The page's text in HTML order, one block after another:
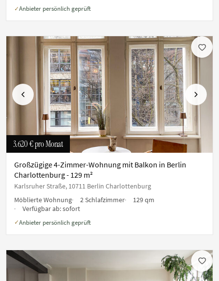
✓Anbieter persönlich geprüft
Vorherige Nächste
3.620 €pro Monat
Großzügige 4-Zimmer-Wohnung mit Balkon in Berlin
Charlottenburg - 129 m²
Karlsruher Straße, 10711 Berlin Charlottenburg
Möblierte Wohnung
2 Schlafzimmer
129 qm
Verfügbar ab:sofort
✓Anbieter persönlich geprüft